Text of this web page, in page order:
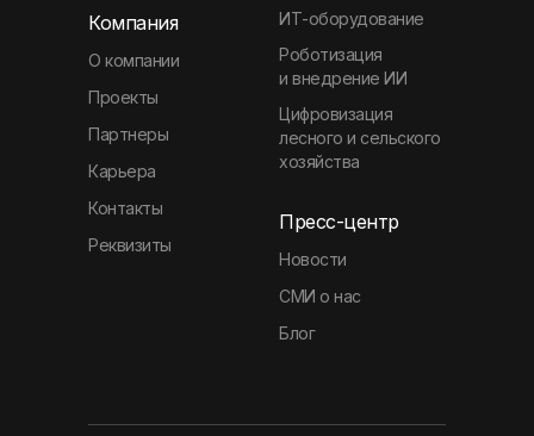
Компания
Контакты
Реквизиты
О компании
Проекты
Партнеры
Карьера
Пресс-центр
Новости
СМИ о нас
Цифровизация
лесного и сельского
хозяйства
ИТ-оборудование
Роботизация
и внедрение ИИ
Блог